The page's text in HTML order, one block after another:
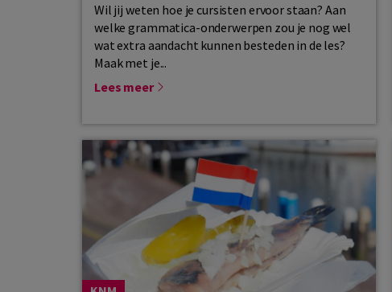
Wil jij weten hoe je cursisten ervoor staan? Aan
welke grammatica-onderwerpen zou je nog wel
wat extra aandacht kunnen besteden in de les?
Maak met je...
Lees meer